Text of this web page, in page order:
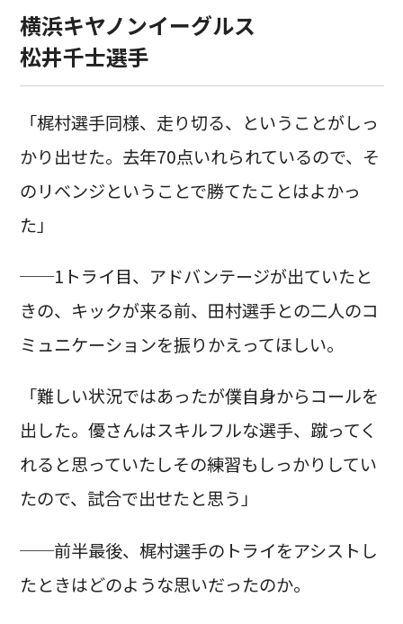
横浜キヤノンイーグルス
松井千士選手
「梶村選手同様、走り切る、ということがしっ
かり出せた。去年70点いれられているので、そ
のリベンジということで勝てたことはよかっ
た」
──1トライ目、アドバンテージが出ていたと
きの、キックが来る前、田村選手との二人のコ
ミュニケーションを振りかえってほしい。
「難しい状況ではあったが僕自身からコールを
出した。優さんはスキルフルな選手、蹴ってく
れると思っていたしその練習もしっかりしてい
たので、試合で出せたと思う」
──前半最後、梶村選手のトライをアシストし
たときはどのような思いだったのか。